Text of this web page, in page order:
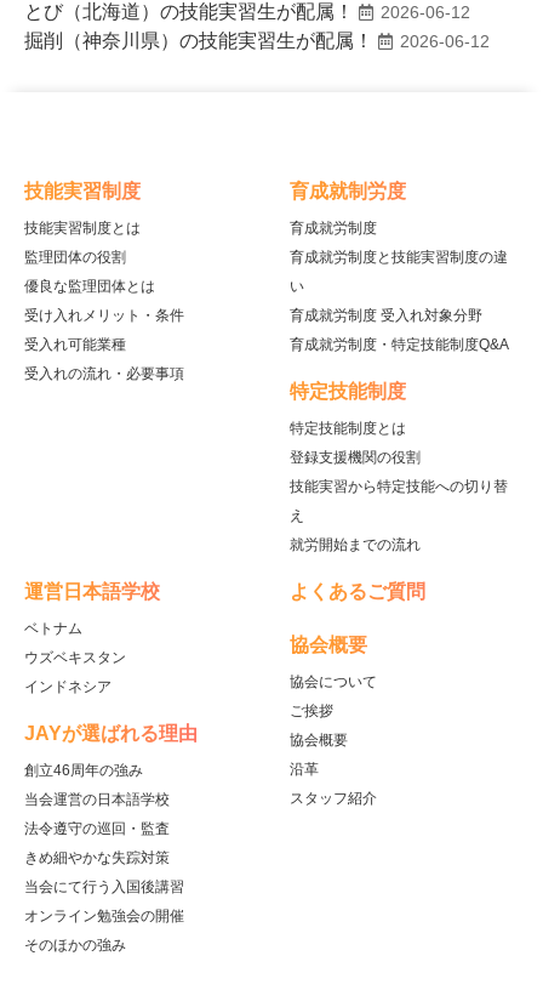
とび（北海道）の技能実習生が配属！ 2026-06-12
掘削（神奈川県）の技能実習生が配属！ 2026-06-12
技能実習制度
技能実習制度とは
監理団体の役割
優良な監理団体とは
受け入れメリット・条件
受入れ可能業種
受入れの流れ・必要事項
育成就制労度
育成就労制度
育成就労制度と技能実習制度の違
い
育成就労制度 受入れ対象分野
育成就労制度・特定技能制度Q&A
特定技能制度
特定技能制度とは
登録支援機関の役割
技能実習から特定技能への切り替
え
就労開始までの流れ
運営日本語学校
ベトナム
ウズベキスタン
インドネシア
JAYが選ばれる理由
創立46周年の強み
当会運営の日本語学校
法令遵守の巡回・監査
きめ細やかな失踪対策
当会にて行う入国後講習
オンライン勉強会の開催
そのほかの強み
よくあるご質問
協会概要
協会について
ご挨拶
協会概要
沿革
スタッフ紹介